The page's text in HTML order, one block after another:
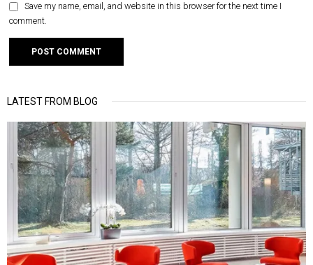
Save my name, email, and website in this browser for the next time I
comment.
LATEST FROM BLOG